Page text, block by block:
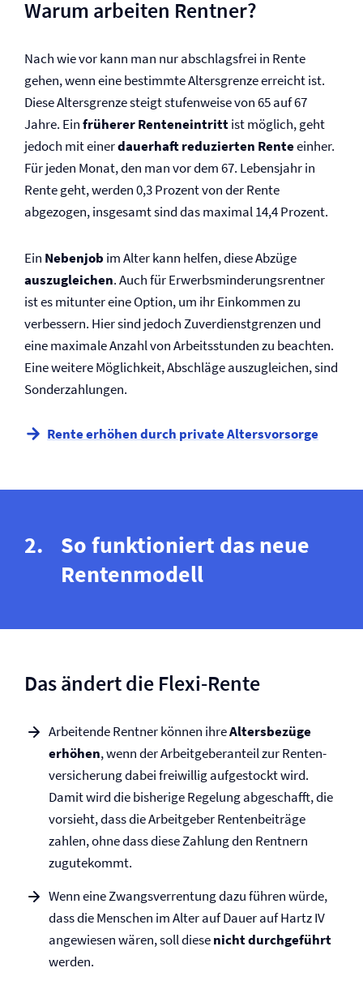
Warum arbeiten Rentner?
Nach wie vor kann man nur abschlagsfrei in Rente
gehen, wenn eine bestimmte Altersgrenze erreicht ist.
Diese Altersgrenze steigt stufenweise von 65 auf 67
Jahre. Einfrüherer Renteneintrittist möglich, geht
jedoch mit einerdauerhaft reduzierten Renteeinher.
Für jeden Monat, den man vor dem 67. Lebensjahr in
Rente geht, werden 0,3 Prozent von der Rente
abgezogen, insgesamt sind das maximal 14,4 Prozent.
Ein Nebenjob im Alter kann helfen, diese Abzüge
auszugleichen. Auch für Erwerbsminderungsrentner
ist es mitunter eine Option, um ihr Einkommen zu
verbessern. Hier sind jedoch Zuverdienstgrenzen und
eine maximale Anzahl von Arbeitsstunden zu beachten.
Eine weitere Möglichkeit, Abschläge auszugleichen, sind
Sonderzahlungen.
Rente erhöhen durch private Altersvorsorge
So funktioniert das neue
Rentenmodell
Das ändert die Flexi-Rente
Arbeitende Rentner können ihreAltersbezüge
erhöhen, wenn der Arbeitgeberanteil zur Renten­
versicherung dabei freiwillig aufgestockt wird.
Damit wird die bisherige Regelung abgeschafft, die
vorsieht, dass die Arbeitgeber Rentenbeiträge
zahlen, ohne dass diese Zahlung den Rentnern
zugutekommt.
Wenn eine Zwangsverrentung dazu führen würde,
dass die Menschen im Alter auf Dauer auf Hartz IV
angewiesen wären, soll diesenicht durchgeführt
werden.